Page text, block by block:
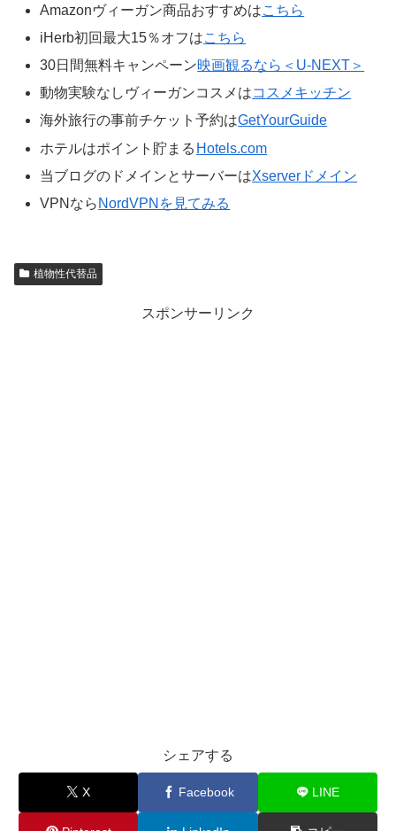
Amazonヴィーガン商品おすすめはこちら
iHerb初回最大15％オフはこちら
30日間無料キャンペーン映画観るなら＜U-NEXT＞
動物実験なしヴィーガンコスメはコスメキッチン
海外旅行の事前チケット予約はGetYourGuide
ホテルはポイント貯まる Hotels.com
当ブログのドメインとサーバーはXserverドメイン
VPNなら NordVPNを見てみる
植物性代替品
スポンサーリンク
シェアする
X Facebook LINE